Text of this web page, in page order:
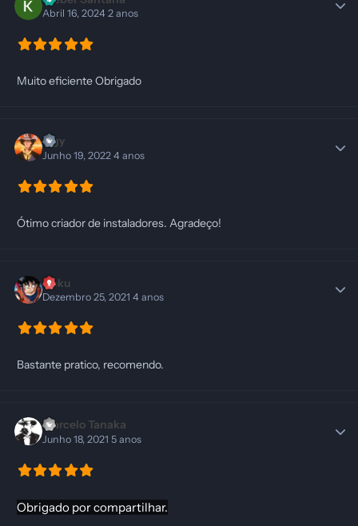
Abril 16, 20242 anos
Muito eficiente Obrigado
lugy
Junho 19, 20224 anos
Ótimo criador de instaladores. Agradeço!
Goku
Dezembro 25, 20214 anos
Bastante pratico, recomendo.
Marcelo Tanaka
Junho 18, 20215 anos
Obrigado por compartilhar.